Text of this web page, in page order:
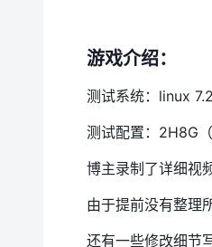
游戏介绍：
测试系统：linux 7.2
测试配置：2H8G
博主录制了详细视
由于提前没有整理
还有一些修改细节